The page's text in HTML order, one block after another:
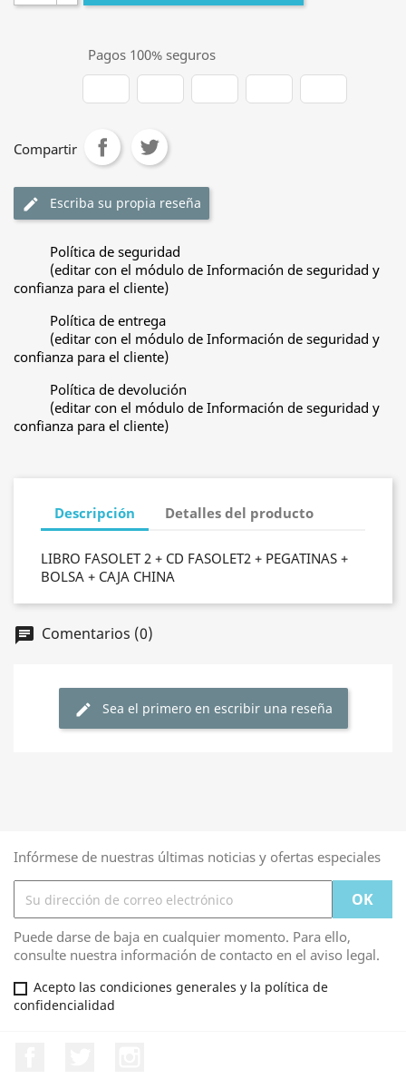
Pagos 100% seguros
Compartir
edit Escriba su propia reseña
Política de seguridad
(editar con el módulo de Información de seguridad y
confianza para el cliente)
Política de entrega
(editar con el módulo de Información de seguridad y
confianza para el cliente)
Política de devolución
(editar con el módulo de Información de seguridad y
confianza para el cliente)
Descripción Detalles del producto
LIBRO FASOLET 2 + CD FASOLET2 + PEGATINAS +
BOLSA + CAJA CHINA
chat Comentarios (0)
edit Sea el primero en escribir una reseña
Infórmese de nuestras últimas noticias y ofertas especiales
Puede darse de baja en cualquier momento. Para ello,
consulte nuestra información de contacto en el aviso legal.
Acepto las condiciones generales y la política de
confidencialidad